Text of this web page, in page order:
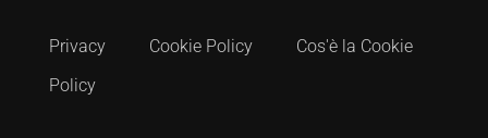
Privacy Cookie Policy
Cos'è la Cookie
Policy